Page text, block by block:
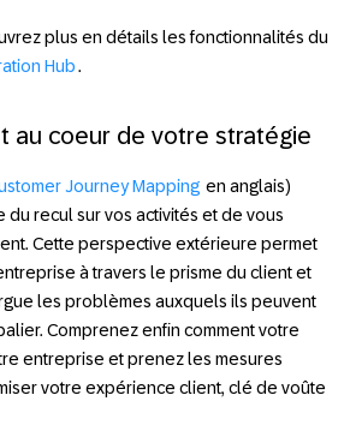
plus en détails les fonctionnalités du
Hub.
au coeur de votre stratégie
Journey Mapping en anglais)
recul sur vos activités et de vous
Cette perspective extérieure permet
à travers le prisme du client et
les problèmes auxquels ils peuvent
Comprenez enfin comment votre
entreprise et prenez les mesures
votre expérience client, clé de voûte